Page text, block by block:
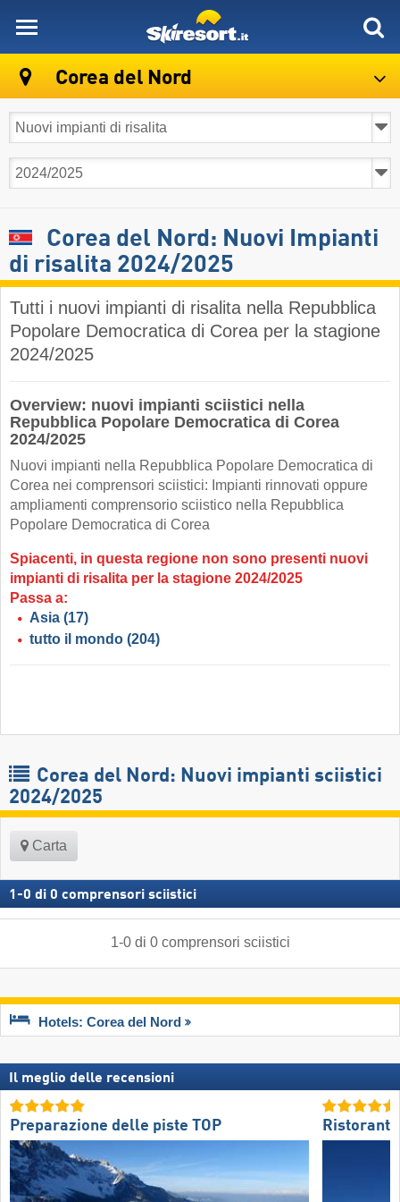
Corea del Nord
Corea del Nord: Nuovi Impianti
di risalita 2024/2025
Tutti i nuovi impianti di risalita nella Repubblica
Popolare Democratica di Corea per la stagione
2024/2025
Overview: nuovi impianti sciistici nella
Repubblica Popolare Democratica di Corea
2024/2025
Nuovi impianti nella Repubblica Popolare Democratica di
Corea nei comprensori sciistici: Impianti rinnovati oppure
ampliamenti comprensorio sciistico nella Repubblica
Popolare Democratica di Corea
Spiacenti, in questa regione non sono presenti nuovi
impianti di risalita per la stagione 2024/2025
Passa a:
Asia (17)
tutto il mondo (204)
Corea del Nord: Nuovi impianti sciistici
2024/2025
Carta
1 -0 di 0 comprensori sciistici
1-0di 0 comprensori sciistici
Hotels: Corea del Nord
Il meglio delle recensioni
Preparazione delle piste TOP